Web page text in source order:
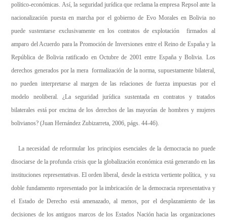
político-económicas. Así, la seguridad jurídica que reclama la empresa Repsol ante la
nacionalización puesta en marcha por el gobierno de Evo Morales en Bolivia no
puede sustentarse exclusivamente en los contratos de explotación firmados al
amparo del Acuerdo para la Promoción de Inversiones entre el Reino de España y la
República de Bolivia ratificado en Octubre de 2001 entre España y Bolivia. Los
derechos generados por la mera formalización de la norma, supuestamente bilateral,
no pueden interpretarse al margen de las relaciones de fuerza impuestas por el
modelo neoliberal. ¿La seguridad jurídica sustentada en contratos y tratados
bilaterales está por encima de los derechos de las mayorías de hombres y mujeres
bolivianos? (Juan Hernández Zubizarreta, 2006, págs. 44-46)
La necesidad de reformular los principios esenciales de la democracia no puede
disociarse de la profunda crisis que la globalización económica está generando en las
instituciones representativas. El orden liberal, desde la estricta vertiente política, y su
doble fundamento representado por la imbricación de la democracia representativa y
el Estado de Derecho está amenazado, al menos, por el desplazamiento de las
decisiones de los antiguos marcos de los Estados Nación hacia las organizaciones